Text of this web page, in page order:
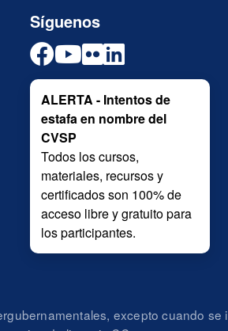
Síguenos
ALERTA - Intentos de
estafa en nombre del
CVSP
Todos los cursos,
materiales, recursos y
certificados son 100% de
acceso libre y gratuito para
los participantes.
excepto cuando se